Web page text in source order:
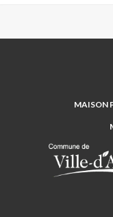
MAISON